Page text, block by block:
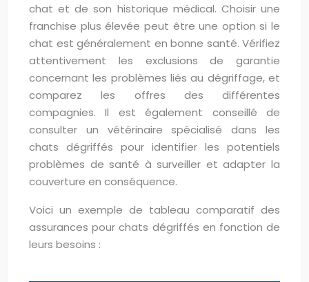
chat et de son historique médical. Choisir une
franchise plus élevée peut être une option si le
chat est généralement en bonne santé. Vérifiez
attentivement les exclusions de garantie
concernant les problèmes liés au dégriffage, et
comparez les offres des différentes
compagnies. Il est également conseillé de
consulter un vétérinaire spécialisé dans les
chats dégriffés pour identifier les potentiels
problèmes de santé à surveiller et adapter la
couverture en conséquence.
Voici un exemple de tableau comparatif des
assurances pour chats dégriffés en fonction de
leurs besoins :